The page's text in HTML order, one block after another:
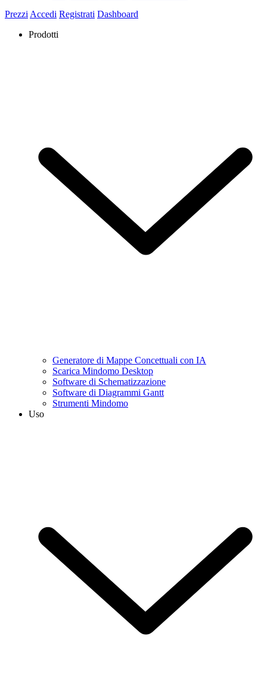
Prezzi Accedi Registrati Dashboard
Prodotti
Generatore di Mappe Concettuali con IA
Scarica Mindomo Desktop
Software di Schematizzazione
Software di Diagrammi Gantt
Strumenti Mindomo
Uso